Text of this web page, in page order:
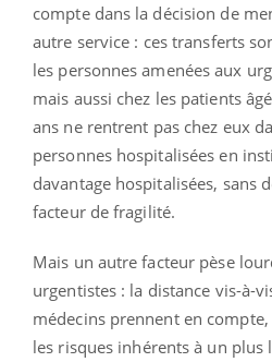
compte dans la décision de
autre service : ces transferts
les personnes amenées aux
mais aussi chez les patients
ans ne rentrent pas chez eux
personnes hospitalisées en
davantage hospitalisées, sans
facteur de fragilité.
Mais un autre facteur pèse
urgentistes : la distance vis-à-
médecins prennent en
les risques inhérents à un plus